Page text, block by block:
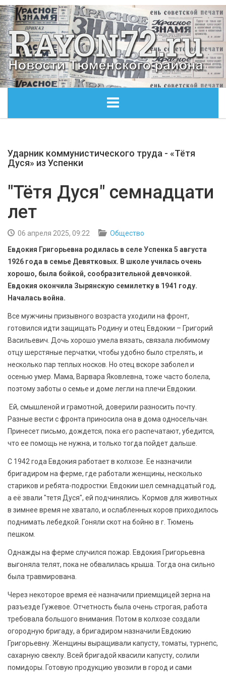
ОБЩЕСТВО
КУЛЬТУРА
БЕЗОПАСНОСТЬ
СПОРТ
Ударник коммунистического труда - «Тётя
Дуся» из Успенки
"Тётя Дуся" семнадцати
лет
06 апреля 2025, 09:22
Общество
Евдокия Григорьевна родилась в селе Успенка 5 августа
1926 года в семье Девятковых. В школе училась очень
хорошо, была бойкой, сообразительной девчонкой.
Евдокия окончила Зырянскую семилетку в 1941 году.
Началась война.
Все мужчины призывного возраста уходили на фронт,
готовился идти защищать Родину и отец Евдокии – Григорий
Васильевич. Дочь хорошо умела вязать, связала любимому
отцу шерстяные перчатки, чтобы удобно было стрелять, и
несколько пар теплых носков. Но отец вскоре заболел и
осенью умер. Мама, Варвара Яковлевна, тоже часто болела,
поэтому заботы о семье и доме легли на плечи Евдокии.
Ей, смышленой и грамотной, доверили разносить почту.
Разные вести с фронта приносила она в дома односельчан.
Принесет письмо, дождется, пока его распечатают, убедится,
что ее помощь не нужна, и только тогда пойдет дальше.
С 1942 года Евдокия работает в колхозе. Ее назначили
бригадиром на ферме, где работали женщины, несколько
стариков и ребята-подростки. Евдокии шел семнадцатый год,
а её звали "тетя Дуся", ей подчинялись. Кормов для животных
в зимнее время не хватало, и ослабленных коров приходилось
поднимать лебедкой. Гоняли скот на бойню в г. Тюмень
пешком.
Однажды на ферме случился пожар. Евдокия Григорьевна
выгоняла телят, пока не обвалилась крыша. Тогда она сильно
была травмирована.
Через некоторое время её назначили приемщицей зерна на
разъезде Гужевое. Отчетность была очень строгая, работа
требовала большого внимания. Потом в колхозе создали
огородную бригаду, а бригадиром назначили Евдокию
Григорьевну. Женщины выращивали капусту, томаты, турнепс,
сахарную свеклу. Всей бригадой квасили капусту, солили
помидоры. Готовую продукцию увозили в город и сами